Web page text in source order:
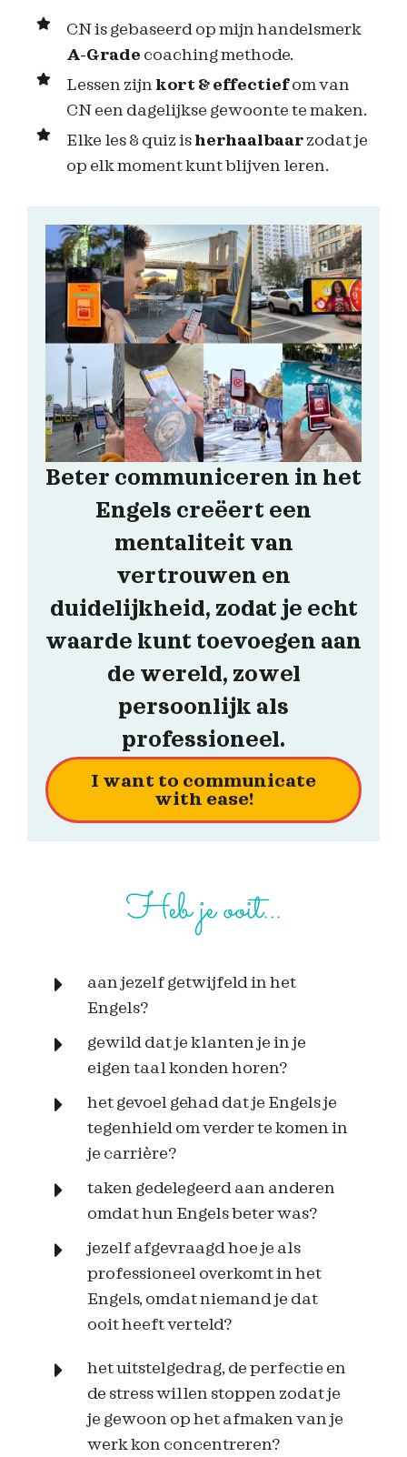
CN is gebaseerd op mijn handelsmerk
A-Grade coaching methode.
Lessen zijn kort & effectiefom van
CN een dagelijkse gewoonte te maken.
Elke les & quiz is herhaalbaarzodat je
op elk moment kunt blijven leren.
Beter communiceren in het
Engels creëert een
mentaliteit van
vertrouwen en
duidelijkheid, zodat je echt
waarde kunt toevoegen aan
de wereld, zowel
persoonlijk als
professioneel.
I want to communicate
with ease!
Heb je ooit...
aan jezelf getwijfeld in het
Engels?
gewild dat je klanten je in je
eigen taal konden horen?
het gevoel gehad dat je Engels je
tegenhield om verder te komen in
je carrière?
taken gedelegeerd aan anderen
omdat hun Engels beter was?
jezelf afgevraagd hoe je als
professioneel overkomt in het
Engels, omdat niemand je dat
ooit heeft verteld?
het uitstelgedrag, de perfectie en
de stress willen stoppen zodat je
je gewoon op het afmaken van je
werk kon concentreren?